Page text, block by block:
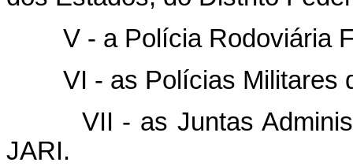
V - a Polícia Rodoviária
VI - as Polícias Militares
VII - as Juntas
JARI.